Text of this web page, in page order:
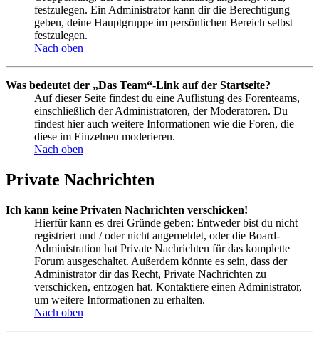
festzulegen. Ein Administrator kann dir die Berechtigung
geben, deine Hauptgruppe im persönlichen Bereich selbst
festzulegen.
Nach oben
Was bedeutet der „Das Team“-Link auf der Startseite?
Auf dieser Seite findest du eine Auflistung des Forenteams,
einschließlich der Administratoren, der Moderatoren. Du
findest hier auch weitere Informationen wie die Foren, die
diese im Einzelnen moderieren.
Nach oben
Private Nachrichten
Ich kann keine Privaten Nachrichten verschicken!
Hierfür kann es drei Gründe geben: Entweder bist du nicht
registriert und / oder nicht angemeldet, oder die Board-
Administration hat Private Nachrichten für das komplette
Forum ausgeschaltet. Außerdem könnte es sein, dass der
Administrator dir das Recht, Private Nachrichten zu
verschicken, entzogen hat. Kontaktiere einen Administrator,
um weitere Informationen zu erhalten.
Nach oben